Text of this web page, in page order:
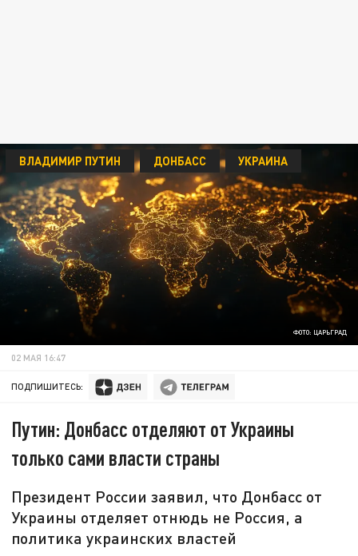
ФОТО: ЦАРЬГРАД
ВЛАДИМИР ПУТИН ДОНБАСС УКРАИНА
02 МАЯ 16:47
ПОДПИШИТЕСЬ:
Путин: Донбасс отделяют от Украины
только сами власти страны
Президент России заявил, что Донбасс от
Украины отделяет отнюдь не Россия, а
политика украинских властей